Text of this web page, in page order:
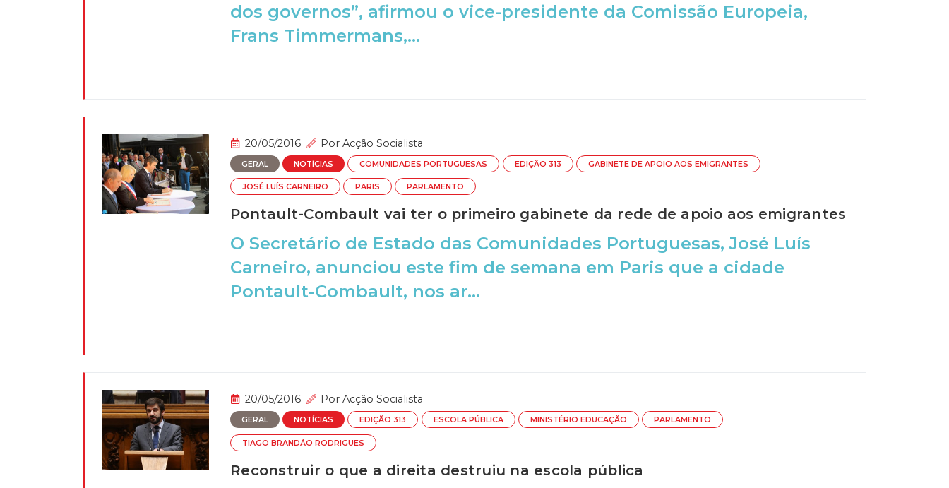
dos governos”, afirmou o vice-presidente da Comissão Europeia,
Frans Timmermans,...
20/05/2016 Por Acção Socialista
GERAL NOTÍCIAS COMUNIDADES PORTUGUESAS EDIÇÃO 313 GABINETE DE APOIO AOS EMIGRANTES
JOSÉ LUÍS CARNEIRO PARIS PARLAMENTO
Pontault-Combault vai ter o primeiro gabinete da rede de apoio aos emigrantes
O Secretário de Estado das Comunidades Portuguesas, José Luís
Carneiro, anunciou este fim de semana em Paris que a cidade
Pontault-Combault, nos ar...
20/05/2016 Por Acção Socialista
GERAL NOTÍCIAS EDIÇÃO 313 ESCOLA PÚBLICA MINISTÉRIO EDUCAÇÃO PARLAMENTO
TIAGO BRANDÃO RODRIGUES
Reconstruir o que a direita destruiu na escola pública